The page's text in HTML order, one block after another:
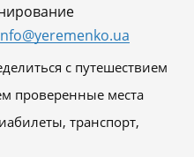
с путешествием
проверенные места
транспорт,